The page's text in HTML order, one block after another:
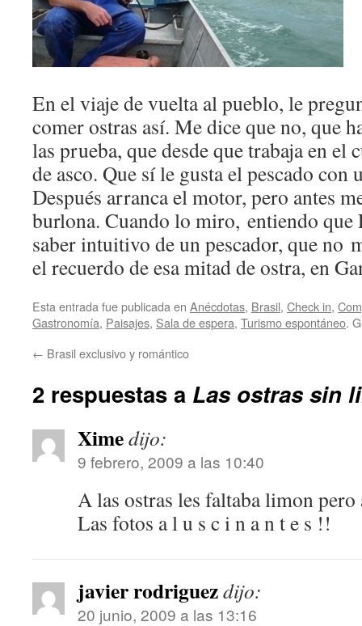
En el viaje de vuelta al pueblo, le
comer ostras así. Me dice que no, que
las prueba, que desde que trabaja en el
de asco. Que sí le gusta el pescado con
Después arranca el motor, pero antes
burlona. Cuando lo miro, entiendo que
saber intuitivo de un pescador, que no
el recuerdo de esa mitad de ostra, en
Esta entrada fue publicada en Anécdotas, Brasil, Check in,
Gastronomí­a, Paisajes, Sala de espera, Turismo espontáneo.
← Brasil exclusivo y romántico
2 respuestas a Las ostras sin
Ximedijo:
9 febrero, 2009 a las 10:40
A las ostras les faltaba limon
Las fotos a l u s c i n a n t e s !!
javier rodriguezdijo:
20 junio, 2009 a las 13:16